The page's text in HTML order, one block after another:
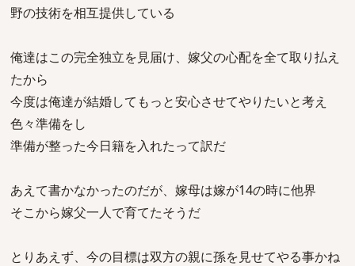
野の技術を相互提供している
俺達はこの完全独立を見届け、嫁父の心配を全て取り払え
たから
今度は俺達が結婚してもっと安心させてやりたいと考え
色々準備をし
準備が整った今日籍を入れたって訳だ
あえて書かなかったのだが、嫁母は嫁が14の時に他界
そこから嫁父一人で育てたそうだ
とりあえず、今の目標は双方の親に孫を見せてやる事かね